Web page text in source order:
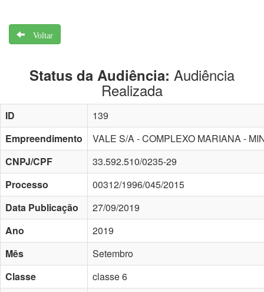
Voltar
Status da Audiência: Audiência
Realizada
ID
139
Empreendimento
VALE S/A - COMPLEXO MARIANA -
CNPJ/CPF
33.592.510/0235-29
Processo
00312/1996/045/2015
Data Publicação
27/09/2019
Ano
2019
Mês
Setembro
Classe
classe 6